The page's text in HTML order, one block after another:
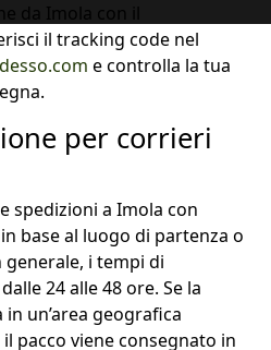
da Imola con il
il tracking code nel
e controlla la tua
per corrieri
spedizioni a Imola con
base al luogo di partenza o
i tempi di
24 alle 48 ore. Se la
un’area geografica
pacco viene consegnato in